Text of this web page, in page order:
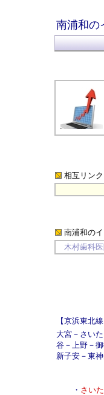
南浦和の
相互リンク
南浦和の
木村歯科
【京浜東北線
大宮 － さい
谷 － 上野 －
新子安 － 東神
・ さい